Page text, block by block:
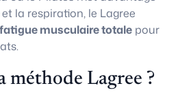
la respiration, le Lagree
fatigue musculaire totale pour
méthode Lagree ?